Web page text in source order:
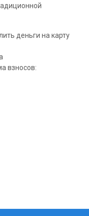
деньги на карту
взносов: